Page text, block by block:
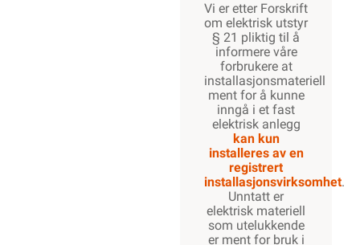
Vi er etter Forskrift
om elektrisk utstyr
§ 21 pliktig til å
informere våre
forbrukere at
installasjonsmateriell
ment for å kunne
inngå i et fast
elektrisk anlegg
kan kun
installeres av en
registrert
installasjonsvirksomhet.
Unntatt er
elektrisk materiell
som utelukkende
er ment for bruk i